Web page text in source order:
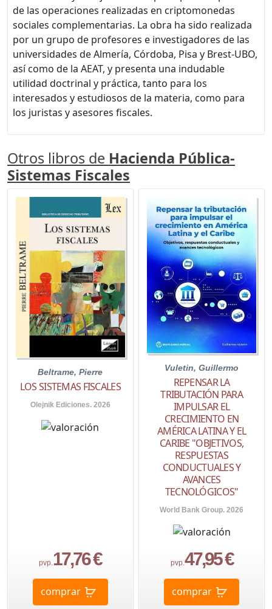
de las operaciones realizadas en criptomonedas
sociales complementarias. La obra ha sido realizada
por un grupo de profesores e investigadores de las
universidades de Almería, Córdoba, Pisa y Brest-UBO,
así como de la AEAT, y presenta una indudable
utilidad doctrinal y práctica, tanto para los
interesados y estudiosos de la materia, como para
los juristas y asesores fiscales.
Otros libros de Hacienda Pública-
Sistemas Fiscales
Beltrame, Pierre
LOS SISTEMAS FISCALES
Olejnik Ediciones. 2026
pvp.17,76 €
comprar
Vuletin, Guillermo
REPENSAR LA
TRIBUTACIÓN PARA
IMPULSAR EL
CRECIMIENTO EN
AMÉRICA LATINA Y EL
CARIBE "OBJETIVOS,
RESPUESTAS
CONDUCTUALES Y
AVANCES
TECNOLÓGICOS"
World Bank Group. 2026
pvp.47,95 €
comprar